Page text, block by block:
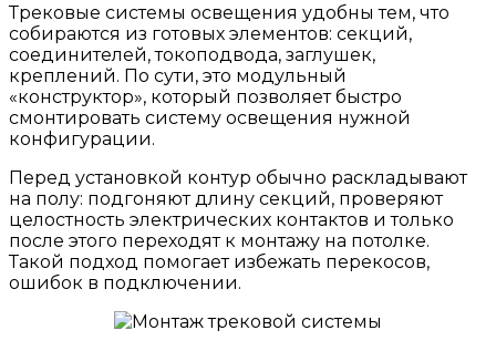
Трековые системы освещения удобны тем, что
собираются из готовых элементов: секций,
соединителей, токоподвода, заглушек,
креплений. По сути, это модульный
«конструктор», который позволяет быстро
смонтировать систему освещения нужной
конфигурации.
Перед установкой контур обычно раскладывают
на полу: подгоняют длину секций, проверяют
целостность электрических контактов и только
после этого переходят к монтажу на потолке.
Такой подход помогает избежать перекосов,
ошибок в подключении.